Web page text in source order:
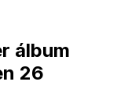
álbum
26